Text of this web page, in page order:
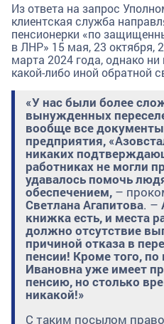
Из ответа на запрос
клиентская служба
пенсионерки «по
в ЛНР» 15 мая, 23 октября,
марта 2024 года, однако
какой-либо иной обратной
«У нас были более
вынужденных
вообще все
предприятия,
никаких
работниках не могли
удавалось помочь
обеспечением, –
Светлана Агапитова. –
книжка есть, и места
должно отсутствие
причиной отказа в
пенсии! Кроме того,
Ивановна уже имеет
пенсию, но столько
никакой!»
С таким посылом